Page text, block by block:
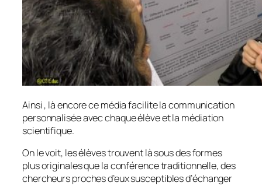
Ainsi , là encore ce média facilite la communication
personnalisée avec chaque élève et la médiation
scientifique.
On le voit, les élèves trouvent là sous des formes
plus originales que la conférence traditionnelle, des
chercheurs proches d’eux susceptibles d’échanger